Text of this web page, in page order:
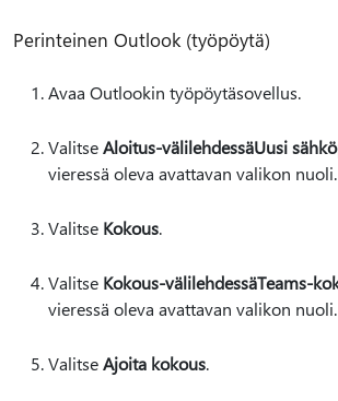
Perinteinen Outlook (työpöytä)
Avaa Outlookin työpöytäsovellus.
ValitseAloitus-välilehdessäUusi
vieressä oleva avattavan valikon nuoli.
Valitse Kokous.
Valitse Kokous-välilehdessäTeams-
vieressä oleva avattavan valikon nuoli.
ValitseAjoita kokous.